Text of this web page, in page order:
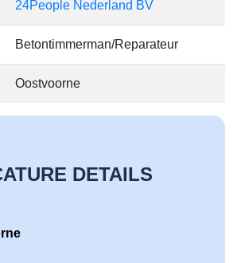
24People Nederland BV
Betontimmerman/Reparateur
Oostvoorne
DETAILS